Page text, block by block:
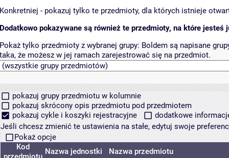
Konkretniej - pokazuj tylko te przedmioty, dla których istnieje
Dodatkowo pokazywane są również te przedmioty, na które jesteś
Pokaż tylko przedmioty z wybranej grupy: Boldem są napisane
taka, że możesz w jej ramach zarejestrować się na przedmiot.
pokazuj grupy przedmiotu w kolumnie
pokazuj skrócony opis przedmiotu pod przedmiotem
pokazuj cykle i koszyki rejestracyjne
dodatkowe
Jeśli chcesz zmienić te ustawienia na stałe, edytuj swoje
Pokaż opcje
Kod
Nazwa jednostki Nazwa przedmiotu